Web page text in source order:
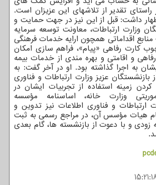
راستای تقدیر از تلاشهای این عزیزان است.
داشت: قبل از این نیز در جهت حمایت و
وزارت ارتباطات، معاونت توسعه سرمایه
اقداماتی همچون ارایه خدمات فرهنگی
کارت رفاهی «پیام»، فراهم سازی امکان
رفاهی و اقامتی و بهره مندی از خدمات بیمه
به اجرا گذاشته بود. او در آخر گفت: به
بازنشستگان عزیز وزارت ارتباطات و فناوری
کردن زمینه استفاده از تجربیات ایشان در
وزارت خانه، اساسنامه مؤسسه
ارتباطات و فناوری اطلاعات نیز تدوین و
هیات مؤسس آن، در مراجع رسمی به ثبت
و با دعوت از بازنشسته ها، گام بعدی